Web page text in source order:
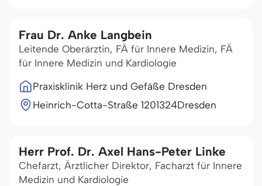
Frau Dr. Anke Langbein
Leitende Oberärztin, FÄ für Innere Medizin, FÄ
für Innere Medizin und Kardiologie
Praxisklinik Herz und Gefäße Dresden
Heinrich-Cotta-Straße 1201324Dresden
Herr Prof. Dr. Axel Hans-Peter Linke
Chefarzt, Ärztlicher Direktor, Facharzt für Innere
Medizin und Kardiologie